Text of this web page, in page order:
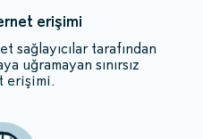
erişimi
tarafından
uğramayan sınırsız
erişimi.